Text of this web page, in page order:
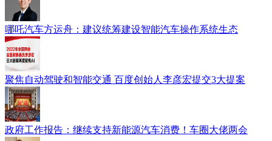
哪吒汽车方运舟：建议统筹建设智能汽车操作系统生态
聚焦自动驾驶和智能交通 百度创始人李彦宏提交3大提案
政府工作报告：继续支持新能源汽车消费！车圈大佬两会